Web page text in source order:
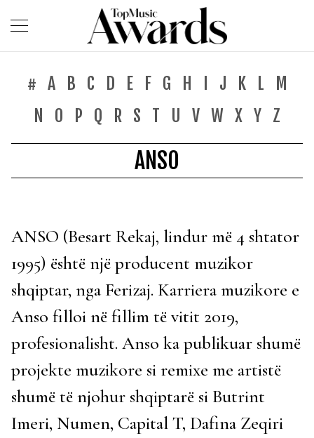
# A B C D E F G H J K L
M
N
O P Q R S T U V W X Y Z
ANSO
ANSO (Besart Rekaj, lindur më 4 shtator
1995) është një producent muzikor
shqiptar, nga Ferizaj. Karriera muzikore e
Anso filloi në fillim të vitit 2019,
profesionalisht. Anso ka publikuar shumë
projekte muzikore si remixe me artistë
shumë të njohur shqiptarë si Butrint
Imeri, Numen, Capital T, Dafina Zeqiri